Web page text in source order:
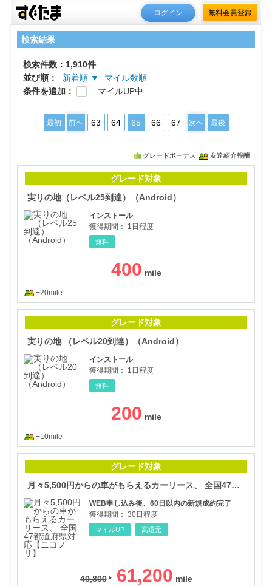
ログイン 無料会員登録
検索結果
検索件数：1,910件
並び順：
新着順 ▼
マイル数順
条件を追加：
マイルUP中
最初 前へ 63 64 65 66 67 次へ 最後
グレードボーナス 友達紹介報酬
グレード対象
実りの地（レベル25到達）（Android）
インストール
獲得期間：
1日程度
無料
400
+20mile
グレード対象
実りの地 （レベル20到達）（Android）
インストール
獲得期間：
1日程度
無料
200
+10mile
グレード対象
月々5,500円からの車がもらえるカーリース、 全国47都道府県対応【ニコノリ】
WEB申し込み後、60日以内の新規成約完了
獲得期間： 30日程度
マイルUP 高還元
40,800 61,200